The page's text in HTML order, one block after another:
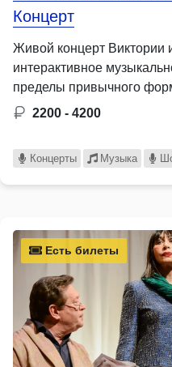
Концерт
Живой концерт Виктории
интерактивное
пределы привычного
2200 - 4200
Концерты Музыка
Есть билеты